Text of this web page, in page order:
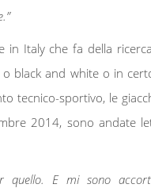
Italy che fa della
black and white o in
tecnico-sportivo, le
2014, sono andate
quello. E mi sono